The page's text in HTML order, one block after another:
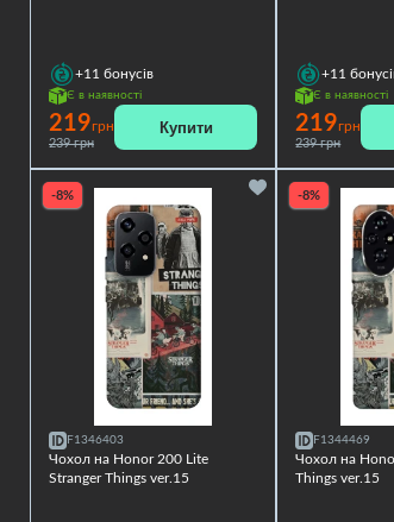
+11 бонусів
Є в наявності
219грн
239 грн
Купити
+11
Є в наявності
219грн
239 грн
-8%
F1346403
Чохол на Honor 200 Lite
Stranger Things ver.15
-8%
F1344469
Чохол на
Things ver.15